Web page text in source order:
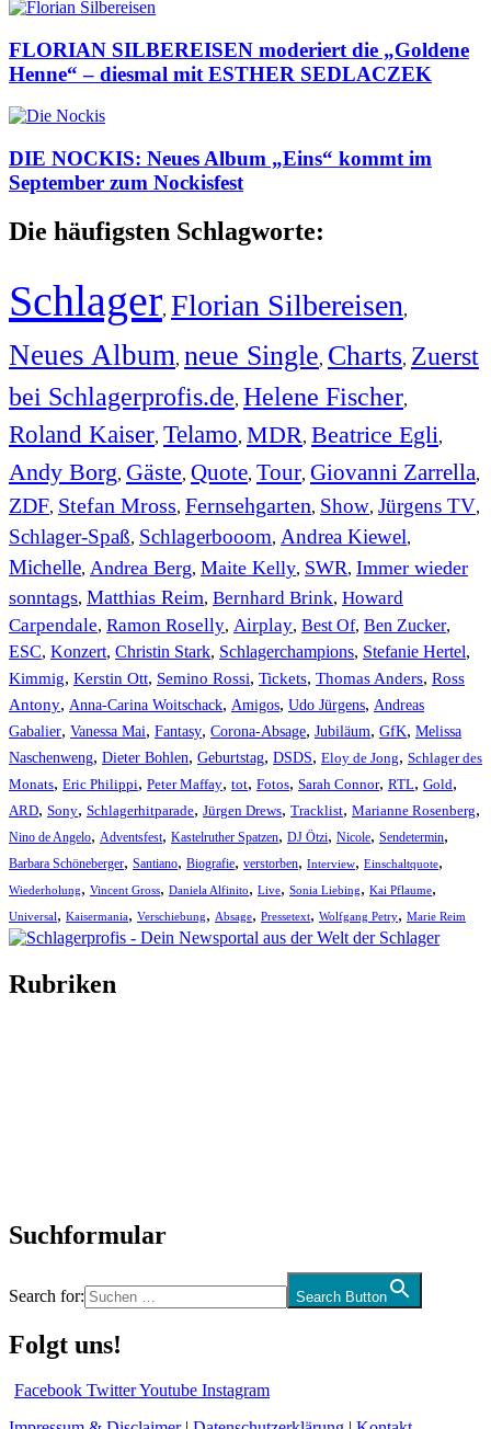
FLORIAN SILBEREISEN moderiert die „Goldene
Henne“ – diesmal mit ESTHER SEDLACZEK
DIE NOCKIS: Neues Album „Eins“ kommt im
September zum Nockisfest
Die häufigsten Schlagworte:
Schlager, Florian Silbereisen,
Neues Album, neue Single, Charts, Zuerst
bei Schlagerprofis.de, Helene Fischer,
Roland Kaiser, Telamo, MDR, Beatrice Egli,
Andy Borg, Gäste, Quote, Tour, Giovanni Zarrella,
ZDF, Stefan Mross, Fernsehgarten, Show, Jürgens TV,
Schlager-Spaß, Schlagerbooom, Andrea Kiewel,
Michelle, Andrea Berg, Maite Kelly, SWR, Immer wieder
sonntags, Matthias Reim, Bernhard Brink, Howard
Carpendale, Ramon Roselly, Airplay, Best Of, Ben Zucker,
ESC, Konzert, Christin Stark, Schlagerchampions, Stefanie Hertel,
Kimmig, Kerstin Ott, Semino Rossi, Tickets, Thomas Anders, Ross
Antony, Anna-Carina Woitschack, Amigos, Udo Jürgens, Andreas
Gabalier, Vanessa Mai, Fantasy, Corona-Absage, Jubiläum, GfK, Melissa
Naschenweng, Dieter Bohlen, Geburtstag, DSDS, Eloy de Jong, Schlager des
Monats, Eric Philippi, Peter Maffay, tot, Fotos, Sarah Connor, RTL, Gold,
ARD, Sony, Schlagerhitparade, Jürgen Drews, Tracklist, Marianne Rosenberg,
Nino de Angelo, Adventsfest, Kastelruther Spatzen, DJ Ötzi, Nicole, Sendetermin,
Barbara Schöneberger, Santiano, Biografie, verstorben, Interview, Einschaltquote,
Wiederholung, Vincent Gross, Daniela Alfinito, Live, Sonia Liebing, Kai Pflaume,
Universal, Kaisermania, Verschiebung, Absage, Pressetext, Wolfgang Petry, Marie Reim
Rubriken
Suchformular
Search for: Search Button
Folgt uns!
Facebook TwitterYoutube Instagram